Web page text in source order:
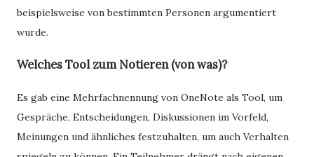
beispielsweise von bestimmten Personen argumentiert
wurde.
Welches Tool zum Notieren (von was)?
Es gab eine Mehrfachnennung von OneNote als Tool, um
Gespräche, Entscheidungen, Diskussionen im Vorfeld,
Meinungen und ähnliches festzuhalten, um auch Verhalten